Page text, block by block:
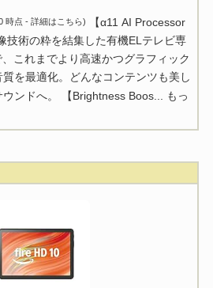
時点 - 詳細はこちら)
【α11 AI Processor
技術の粋を結集した有機ELテレビ専
これまでより高速かつグラフィック
を最適化。どんなコンテンツも美し
ンドへ。 【Brightness Boos...
もっ